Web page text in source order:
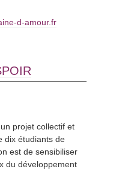
d-amour.fr
projet collectif et
dix étudiants de
est de sensibiliser
du développement